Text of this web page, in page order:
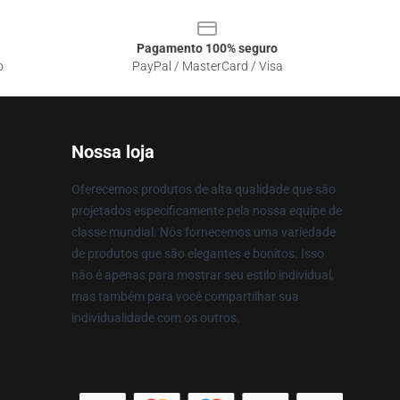
Pagamento 100% seguro
PayPal / MasterCard / Visa
Nossa loja
Oferecemos produtos de alta qualidade que são
projetados especificamente pela nossa equipe de
classe mundial. Nós fornecemos uma variedade
de produtos que são elegantes e bonitos. Isso
não é apenas para mostrar seu estilo individual,
mas também para você compartilhar sua
individualidade com os outros.